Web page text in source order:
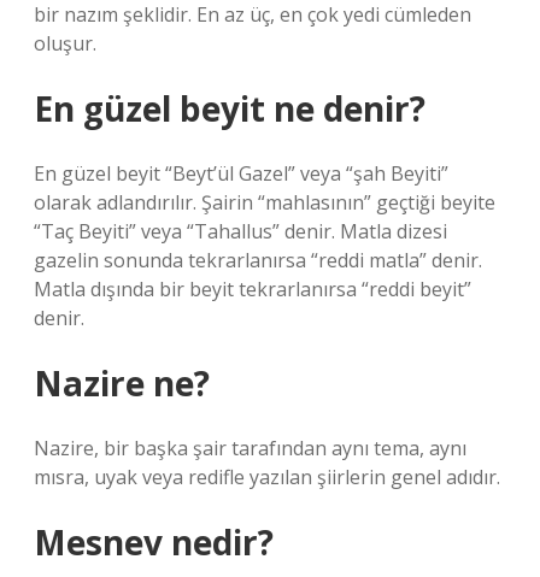
bir nazım şeklidir. En az üç, en çok yedi cümleden
oluşur.
En güzel beyit ne denir?
En güzel beyit “Beyt’ül Gazel” veya “şah Beyiti”
olarak adlandırılır. Şairin “mahlasının” geçtiği beyite
“Taç Beyiti” veya “Tahallus” denir. Matla dizesi
gazelin sonunda tekrarlanırsa “reddi matla” denir.
Matla dışında bir beyit tekrarlanırsa “reddi beyit”
denir.
Nazire ne?
Nazire, bir başka şair tarafından aynı tema, aynı
mısra, uyak veya redifle yazılan şiirlerin genel adıdır.
Mesnev nedir?